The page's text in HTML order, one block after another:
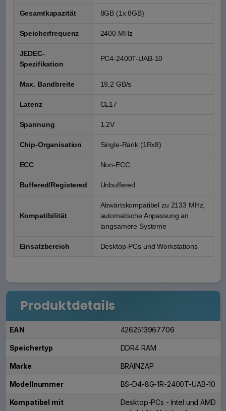
Gesamtkapazität 8GB (1x 8GB)
Speicherfrequenz 2400 MHz
JEDEC-
Spezifikation
PC4-2400T-UAB-10
Max. Bandbreite 19,2 GB/s
Latenz CL17
Spannung 1.2V
Chip-Organisation Single-Rank (1Rx8)
ECC Non-ECC
Buffered/Registered Unbuffered
Kompatibilität
Abwärtskompatibel zu 2133 MHz,
automatische Anpassung an
langsamere Systeme
Einsatzbereich Desktop-PCs und Workstations
Produktdetails
EAN 4262513967706
Speichertyp DDR4 RAM
Marke BRAINZAP
Modellnummer BS-D4-8G-1R-2400T-UAB-10
Kompatibel mit
Desktop-PCs - Intel und AMD